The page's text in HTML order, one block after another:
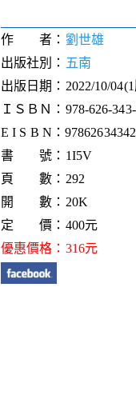
作 者： 劉世雄
出版社別： 五南
出版日期：2022/10/
ＩＳＢＮ：978-626-
E I S B N：
書 號：1I5V
頁 數：292
開 數：20K
定 價：400元
優惠價格：316元